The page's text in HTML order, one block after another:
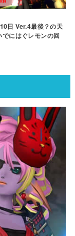
日 Ver.4最後？の天
でにはぐレモンの回